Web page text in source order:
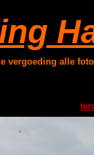
vergoeding alle